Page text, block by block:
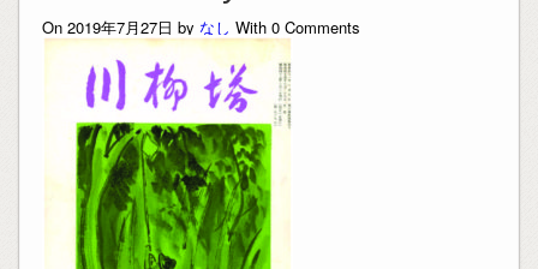
On 2019年7月27日 by なし With 0Comments